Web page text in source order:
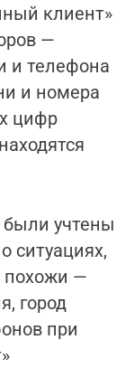
клиент»
—
и телефона
и номера
цифр
были учтены
ситуациях,
похожи —
город
при